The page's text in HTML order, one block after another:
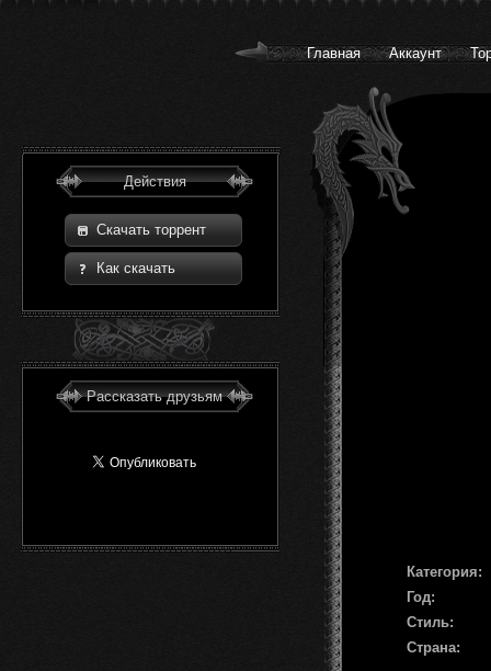
Главная Аккаунт
Действия
Скачать торрент
Как скачать
Рассказать друзьям
Категория:
Год:
Стиль:
Страна: